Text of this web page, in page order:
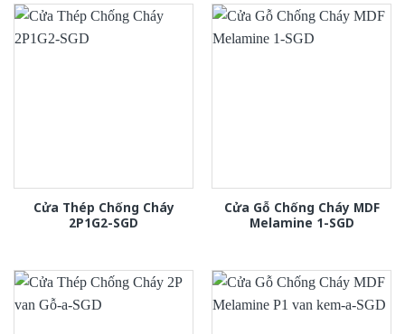
Cửa Thép Chống Cháy
2P1G2-SGD
Cửa Gỗ Chống Cháy MDF
Melamine 1-SGD